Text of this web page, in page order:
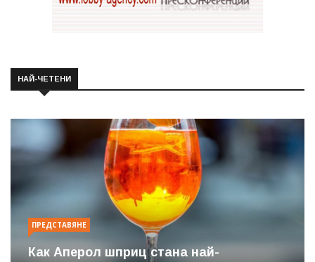
НАЙ-ЧЕТЕНИ
ПРЕДСТАВЯНЕ
Как Аперол шприц стана най-